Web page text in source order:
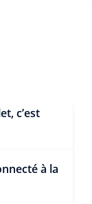
c’est
à la